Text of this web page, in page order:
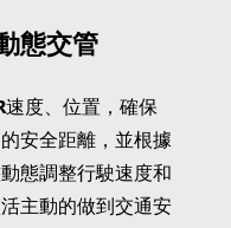
態交管
度、位置，確保
安全距離，並根據
態調整行駛速度和
主動的做到交通安